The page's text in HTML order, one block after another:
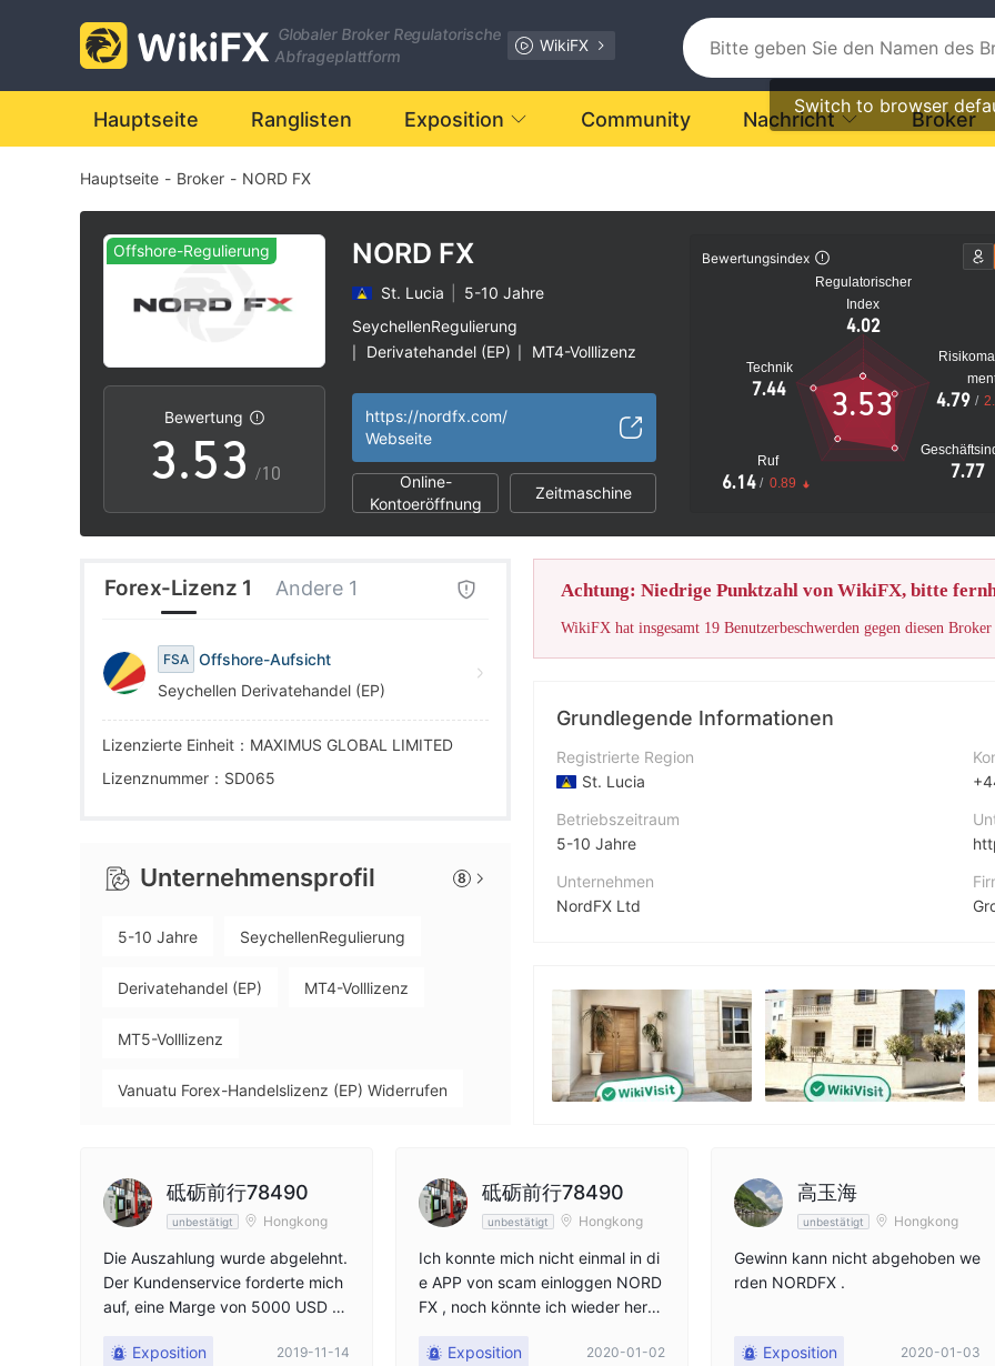
Globaler Broker Regulatorische
Abfrageplattform
WikiFX
Switch to browser
Hauptseite Ranglisten Exposition Community Nachricht Broker
Hauptseite - Broker - NORD FX
Offshore-Regulierung
Bewertung
0
1
2
3
4
5
6
7
8
.
0
1
2
3
4
5
6
7
8
9
0
1
2
3
4
5
6
7
8
/10
NORD FX
St. Lucia
5-10 Jahre
SeychellenRegulierung
Derivatehandel (EP) MT4-Volllizenz
Widerrufen
Hohes potenzielles Risiko
|
https://nordfx.com/
Webseite
Online-
Kontoeröffnung
Zeitmaschine
Bewertungsindex
Regulatorischer
Index
4.02
Technik
7.44
Ruf
6.14 / 0.89
7.77
4.79 /
3.53
Die Note
Forex-Lizenz 1 Andere 1
FSA Offshore-Aufsicht
Seychellen Derivatehandel (EP)
Lizenzierte Einheit：MAXIMUS GLOBAL LIMITED
Lizenznummer：SD065
Unternehmensprofil 8
5-10 Jahre SeychellenRegulierung
Derivatehandel (EP) MT4-Volllizenz
MT5-Volllizenz
Vanuatu Forex-Handelslizenz (EP) Widerrufen
Offshore-Regulierung
Achtung: Niedrige Punktzahl von WikiFX, bitte
Grundlegende Informationen
Registrierte Region
St. Lucia
Betriebszeitraum
5-10 Jahre
Unternehmen
NordFX Ltd
Unternehmensmitarbeiter
--
X
砥砺前行78490
unbestätigt Hongkong
Die Auszahlung wurde abgelehnt.
Der Kundenservice forderte mich
auf, eine Marge von 5000 USD zu
ern. Dies war ein Betrug.
Exposition 2019-11-14
砥砺前行78490
unbestätigt Hongkong
Ich konnte mich nicht einmal in di
e APP von scam einloggen NORD
FX , noch könnte ich wieder herun
euchten, bis ich den Fonds erhalt
Exposition 2020-01-02
高玉海
unbestätigt Hongkong
Gewinn kann nicht abgehoben we
rden NORDFX .
Exposition 2020-01-03